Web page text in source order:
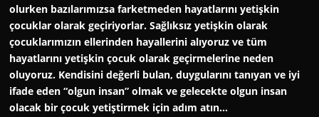
olurken bazılarımızsa farketmeden hayatlarını yetişkin
çocuklar olarak geçiriyorlar. Sağlıksız yetişkin olarak
çocuklarımızın ellerinden hayallerini alıyoruz ve tüm
hayatlarını yetişkin çocuk olarak geçirmelerine neden
oluyoruz. Kendisini değerli bulan, duygularını tanıyan ve iyi
ifade eden “olgun insan” olmak ve gelecekte olgun insan
olacak bir çocuk yetiştirmek için adım atın…